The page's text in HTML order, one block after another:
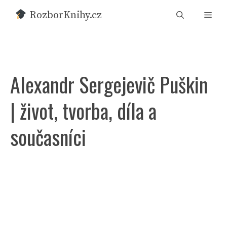
Přeskočit
RozborKnihy.cz
Alexandr Sergejevič Puškin
| život, tvorba, díla a
současníci